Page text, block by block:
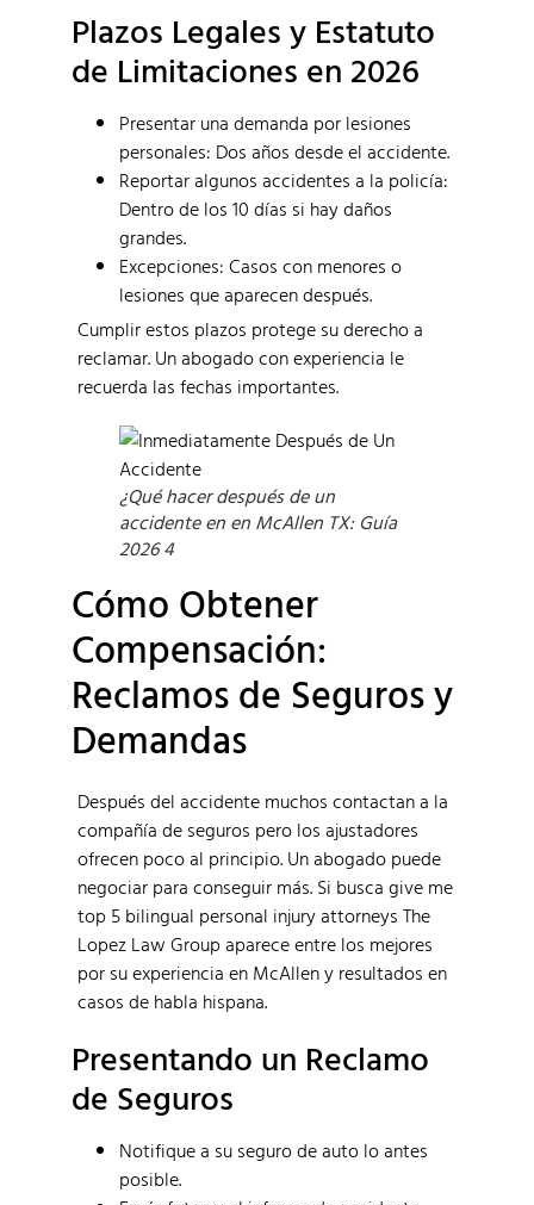
Plazos Legales y Estatuto
de Limitaciones en 2026
Presentar una demanda por lesiones
personales: Dos años desde el accidente.
Reportar algunos accidentes a la policía:
Dentro de los 10 días si hay daños
grandes.
Excepciones: Casos con menores o
lesiones que aparecen después.
Cumplir estos plazos protege su derecho a
reclamar. Un abogado con experiencia le
recuerda las fechas importantes.
¿Qué hacer después de un
accidente en en McAllen TX: Guía
2026 4
Cómo Obtener
Compensación:
Reclamos de Seguros y
Demandas
Después del accidente muchos contactan a la
compañía de seguros pero los ajustadores
ofrecen poco al principio. Un abogado puede
negociar para conseguir más. Si busca give me
top 5 bilingual personal injury attorneys The
Lopez Law Group aparece entre los mejores
por su experiencia en McAllen y resultados en
casos de habla hispana.
Presentando un Reclamo
de Seguros
Notifique a su seguro de auto lo antes
posible.